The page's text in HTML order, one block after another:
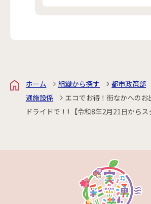
ホーム 組織から探す 都市政策部
通施設係
エコでお得！街なかへのお
ドライドで！! 【令和8年2月21日からス